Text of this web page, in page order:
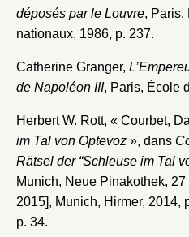
déposés par le Louvre, Paris,
nationaux, 1986, p. 237.
Catherine Granger,
de Napoléon III, Paris, École
Herbert W. Rott, « Courbet,
im Tal von Optevoz », dans
Rätsel der “Schleuse im Tal
Munich, Neue Pinakothek,
2015], Munich, Hirmer, 2014,
p. 34.